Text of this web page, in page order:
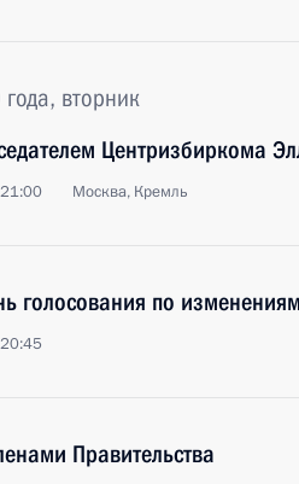
вторник
Центризбиркома
Москва, Кремль
голосования по
Правительства